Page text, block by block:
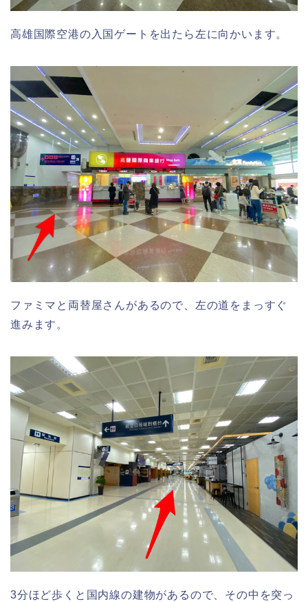
高雄国際空港の入国ゲートを出たら左に向かいます。
ファミマと両替屋さんがあるので、左の道をまっすぐ
進みます。
3分ほど歩くと国内線の建物があるので、その中を突っ